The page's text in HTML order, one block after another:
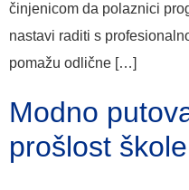
činjenicom da polaznici
nastavi raditi s
pomažu odlične […]
Modno
prošlost